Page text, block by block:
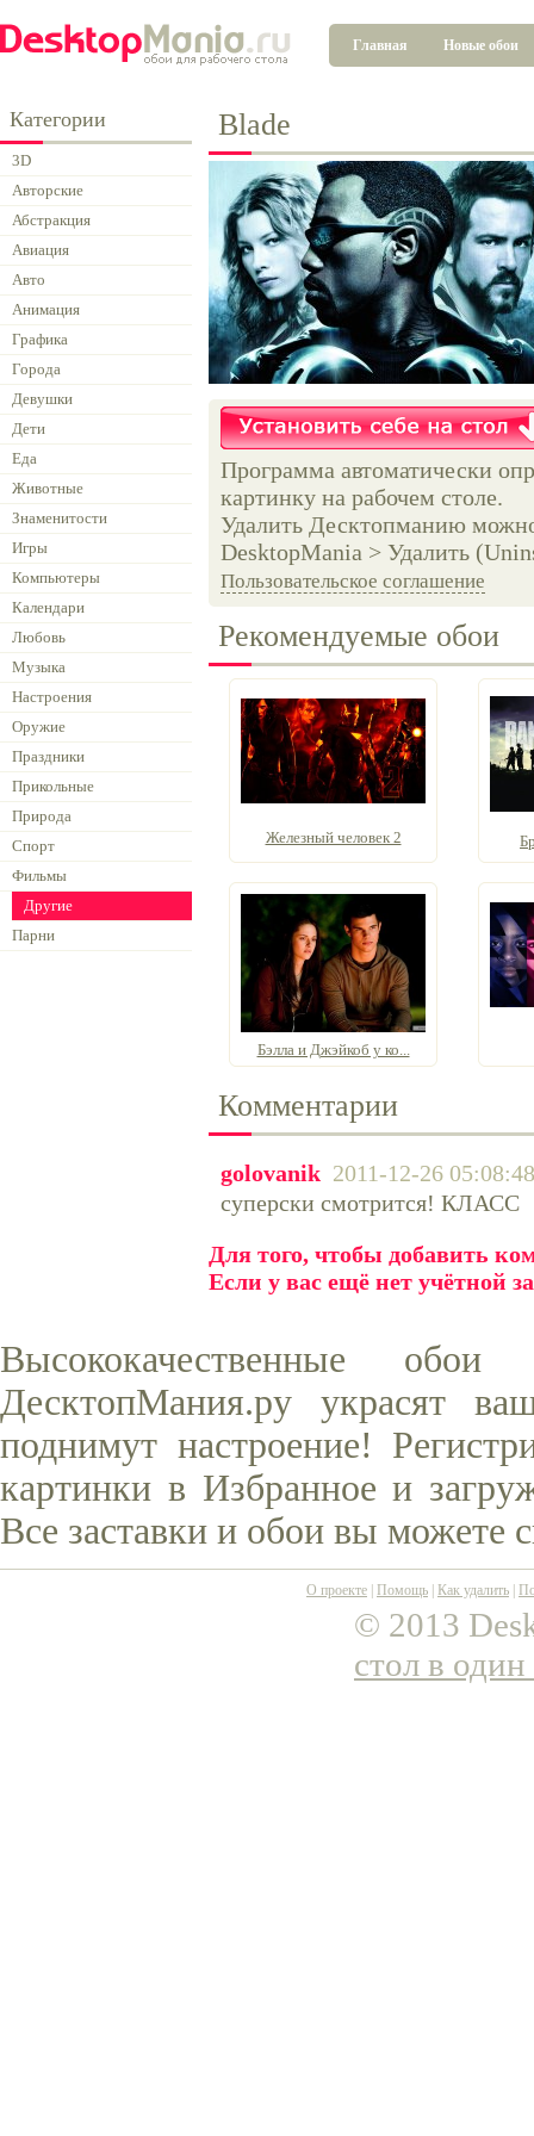
Главная Новые обои
Категории
3D
Авторские
Абстракция
Авиация
Авто
Анимация
Графика
Города
Девушки
Дети
Еда
Животные
Знаменитости
Игры
Компьютеры
Календари
Любовь
Музыка
Настроения
Оружие
Праздники
Прикольные
Природа
Спорт
Фильмы
Другие
Парни
Blade
Программа автоматически
картинку на рабочем столе.
Удалить Десктопманию
DesktopMania > Удалить
Пользовательское соглашение
Рекомендуемые обои
Железный человек 2
Бэлла и Джэйкоб у ко...
Комментарии
golovanik 2011-12-26 05:08:48
суперски смотрится! КЛАСС
Для того, чтобы добавить
Если у вас ещё нет учётной
Высококачественные
ДесктопМания.ру украсят
поднимут настроение!
картинки в Избранное и
Все заставки и обои вы можете
О проекте Помощь Как удалить
© 2013
стол в